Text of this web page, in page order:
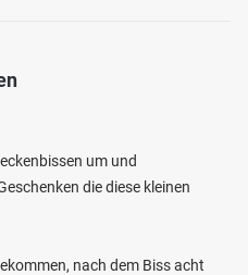
um und
die diese kleinen
nach dem Biss acht